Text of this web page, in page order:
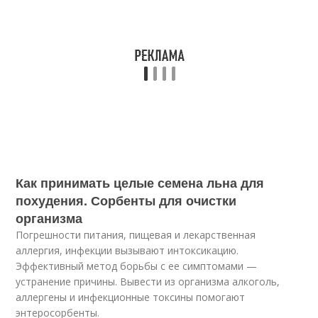
Как принимать целые семена льна для
похудения. Сорбенты для очистки
организма
Погрешности питания, пищевая и лекарственная
аллергия, инфекции вызывают интоксикацию.
Эффективный метод борьбы с ее симптомами —
устранение причины. Вывести из организма алкоголь,
аллергены и инфекционные токсины помогают
энтеросорбенты.